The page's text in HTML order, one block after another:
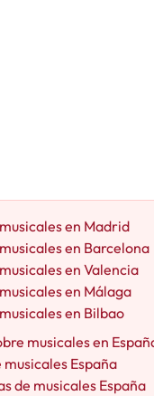
en Madrid
en Barcelona
en Valencia
en Málaga
en Bilbao
musicales en
España
de musicales España